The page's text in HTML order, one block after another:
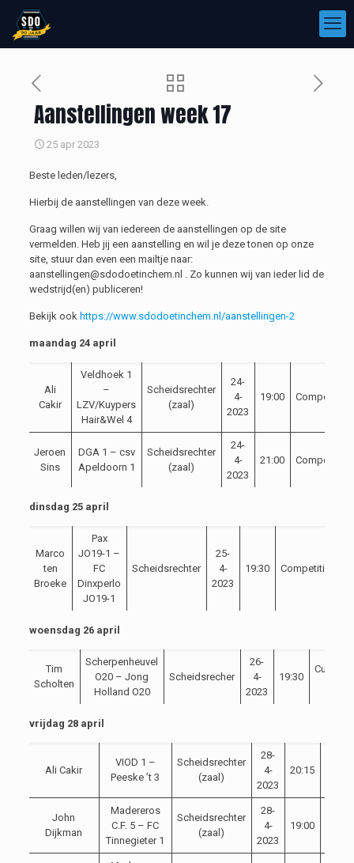
Aanstellingen week 17
25 apr 2023
Beste leden/lezers,
Hierbij de aanstellingen van deze week.
Graag willen wij van iedereen de aanstellingen op de site
vermelden. Heb jij een aanstelling en wil je deze tonen op onze
site, stuur dan even een mailtje naar:
aanstellingen@sdodoetinchem.nl . Zo kunnen wij van ieder lid de
wedstrijd(en) publiceren!
Bekijk ook https://www.sdodoetinchem.nl/aanstellingen-2
maandag 24 april
Ali
Cakir
Veldhoek 1
–
LZV/Kuypers
Hair&Wel 4
Scheidsrechter
(zaal)
24-
4-
2023
19:00 Competitie
Jeroen
Sins
DGA 1 – csv
Apeldoorn 1
Scheidsrechter
(zaal)
24-
4-
2023
21:00 Competitie
dinsdag 25 april
Marco
ten
Broeke
Pax
JO19-1 –
FC
Dinxperlo
JO19-1
Scheidsrechter
25-
4-
2023
19:30 Competitie
woensdag 26 april
Tim
Scholten
Scherpenheuvel
O20 – Jong
Holland O20
Scheidsrecher
26-
4-
2023
19:30
Curacao
vrijdag 28 april
Ali Cakir
VIOD 1 –
Peeske ’t 3
Scheidsrechter
(zaal)
28-
4-
2023
20:15
John
Dijkman
Madereros
C.F. 5 – FC
Tinnegieter 1
Scheidsrechter
(zaal)
28-
4-
2023
19:00